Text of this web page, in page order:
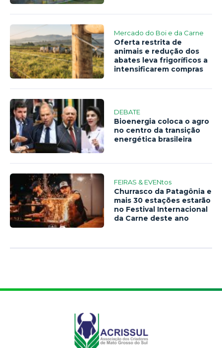
Mercado do Boi e da Carne
Oferta restrita de
animais e redução dos
abates leva frigoríficos a
intensificarem compras
DEBATE
Bioenergia coloca o agro
no centro da transição
energética brasileira
FEIRAS & EVENtos
Churrasco da Patagônia e
mais 30 estações estarão
no Festival Internacional
da Carne deste ano